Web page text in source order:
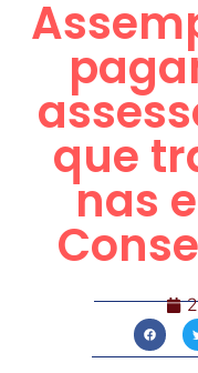
que
nas